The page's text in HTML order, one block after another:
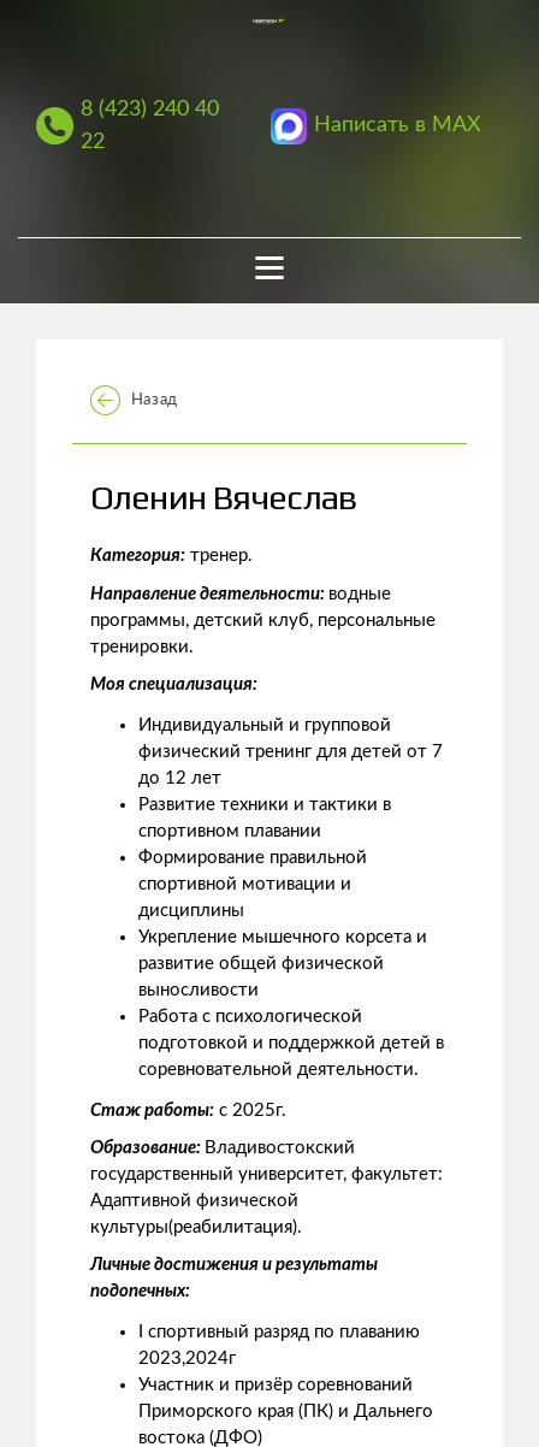
8 (423) 240 40
22
Написать в MAX
Назад
Оленин Вячеслав
Категория: тренер.
Направление деятельности: водные
программы, детский клуб, персональные
тренировки.
Моя специализация:
Индивидуальный и групповой
физический тренинг для детей от 7
до 12 лет
Развитие техники и тактики в
спортивном плавании
Формирование правильной
спортивной мотивации и
дисциплины
Укрепление мышечного корсета и
развитие общей физической
выносливости
Работа с психологической
подготовкой и поддержкой детей в
соревновательной деятельности.
Стаж работы: с 2025г.
Образование: Владивостокский
государственный университет, факультет:
Адаптивной физической
культуры(реабилитация).
Личные достижения и результаты
подопечных:
I спортивный разряд по плаванию
2023,2024г
Участник и призёр соревнований
Приморского края (ПК) и Дальнего
востока (ДФО)